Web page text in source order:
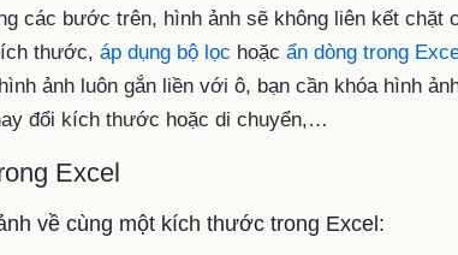
các bước trên, hình ảnh sẽ không liên kết chặt
thước, áp dụng bộ lọc hoặc ẩn dòng trong
ảnh luôn gắn liền với ô, bạn cần khóa hình
đổi kích thước hoặc di chuyển,…
Excel
về cùng một kích thước trong Excel: